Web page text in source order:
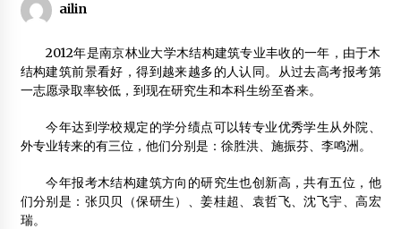
木结构专业方向20名大学生奔赴企业参加社会实践
2016中国优秀文化旅游木结构工程评选获奖名单公布
2017年5月5日
南京北美木屋制造有限公司
2012年6月26日
第四届木结构建筑工程专业91班毕业纪念册
ailin
2012年是南京林业大学木结构建筑专业丰收的一年，由于木
结构建筑前景看好，得到越来越多的人认同。从过去高考报考第
一志愿录取率较低，到现在研究生和本科生纷至沓来。
今年达到学校规定的学分绩点可以转专业优秀学生从外院、
外专业转来的有三位，他们分别是：徐胜洪、施振芬、李鸣洲。
今年报考木结构建筑方向的研究生也创新高，共有五位，他
们分别是：张贝贝（保研生）、姜桂超、袁哲飞、沈飞宇、高宏
瑞。